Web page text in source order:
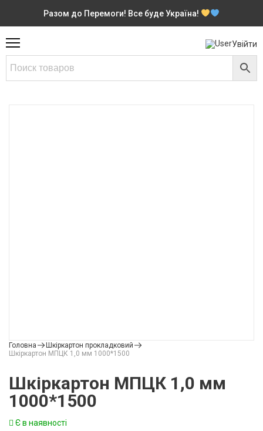
Разом до Перемоги! Все буде Україна!
Увійти
Головна
Шкіркартон прокладковий
Шкіркартон МПЦК 1,0 мм 1000*1500
Шкіркартон МПЦК 1,0 мм
1000*1500
Є в наявності